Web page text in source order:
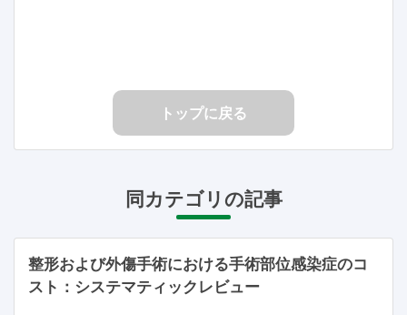
トップに戻る
同カテゴリの記事
整形および外傷手術における手術部位感染症のコ
スト：システマティックレビュー